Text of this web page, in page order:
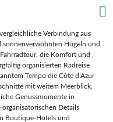
Verbindung aus
Hügeln und
die Komfort und
organisierten Radreise
Tempo die Côte d’Azur
mit weitem Meerblick,
Genussmomente in
organisatorischen Details
Boutique‑Hotels und